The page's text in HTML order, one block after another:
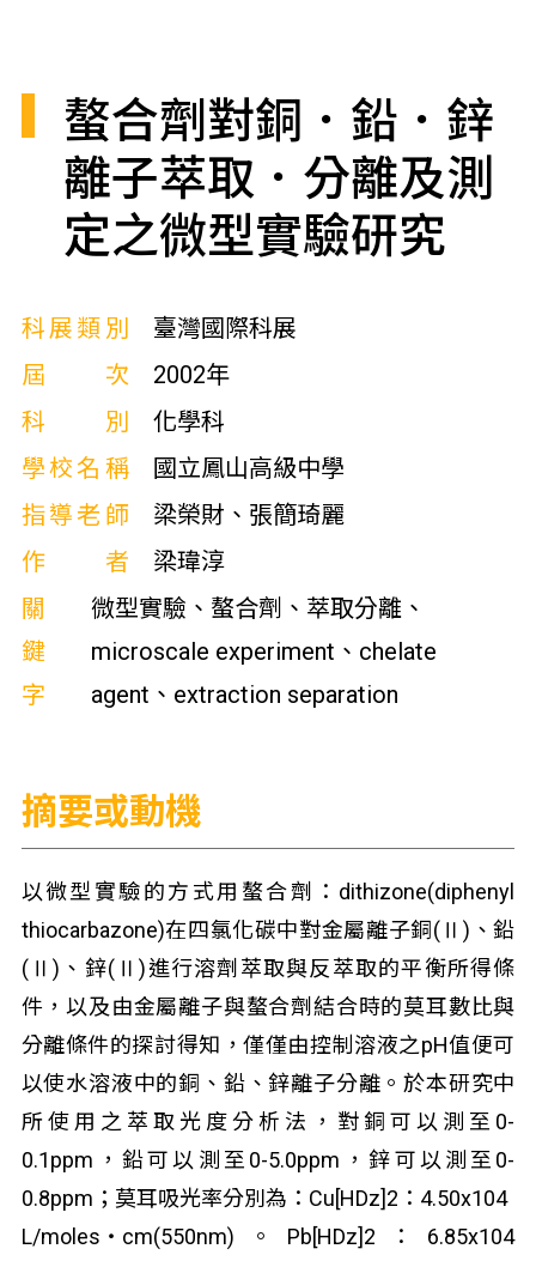
螯合劑對銅．鉛．鋅
離子萃取．分離及測
定之微型實驗研究
科展類別
臺灣國際科展
屆次
2002年
科別
化學科
學校名稱
國立鳳山高級中學
指導老師
梁榮財、張簡琦麗
作者
梁瑋淳
關
鍵
字
微型實驗、螯合劑、萃取分離、
microscale experiment、chelate
agent、extraction separation
摘要或動機
以微型實驗的方式用螯合劑：dithizone(diphenyl
thiocarbazone)在四氯化碳中對金屬離子銅(Ⅱ)、鉛
(Ⅱ)、鋅(Ⅱ)進行溶劑萃取與反萃取的平衡所得條
件，以及由金屬離子與螯合劑結合時的莫耳數比與
分離條件的探討得知，僅僅由控制溶液之pH值便可
以使水溶液中的銅、鉛、鋅離子分離。於本研究中
所使用之萃取光度分析法，對銅可以測至0-
0.1ppm，鉛可以測至0-5.0ppm，鋅可以測至0-
0.8ppm；莫耳吸光率分別為：Cu[HDz]2 ：4.50x104
L/moles‧cm(550nm)。Pb[HDz]2 ：6.85x104